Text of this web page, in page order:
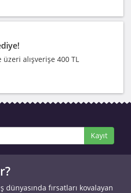
alışverişe 400 TL
Kayıt
dünyasında fırsatları kovalayan